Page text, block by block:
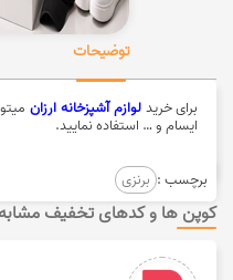
توضیحات
برای خریدلوازم آشپزخانه ارزان
ایسام و … استفاده نمایید.
برچسب : برنزی
کوپن ها و کدهای تخفیف مشابه